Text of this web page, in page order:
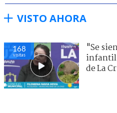
VISTO AHORA
168
visitas
"Se
de La